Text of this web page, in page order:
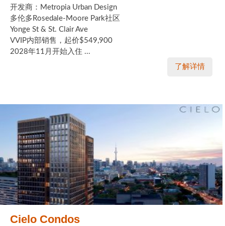
开发商：Metropia Urban Design
多伦多Rosedale-Moore Park社区
Yonge St & St. Clair Ave
VVIP内部销售，起价$549,900
2028年11月开始入住 ...
了解详情
Cielo Condos